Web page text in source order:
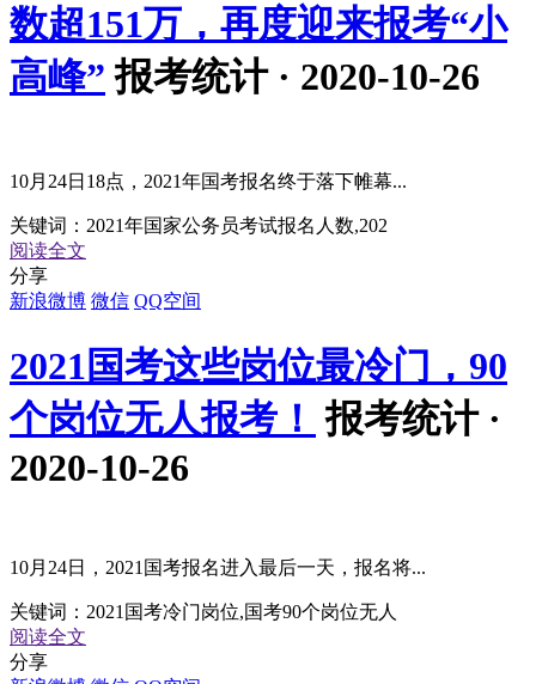
数超151万，再度迎来报考“小
高峰” 报考统计 · 2020-10-26
10月24日18点，2021年国考报名终于落下帷幕...
关键词： 2021年国家公务员考试报名人数,202
阅读全文
分享
新浪微博 微信 QQ空间
2021国考这些岗位最冷门，90
个岗位无人报考！ 报考统计 ·
2020-10-26
10月24日，2021国考报名进入最后一天，报名将...
关键词： 2021国考冷门岗位,国考90个岗位无人
阅读全文
分享